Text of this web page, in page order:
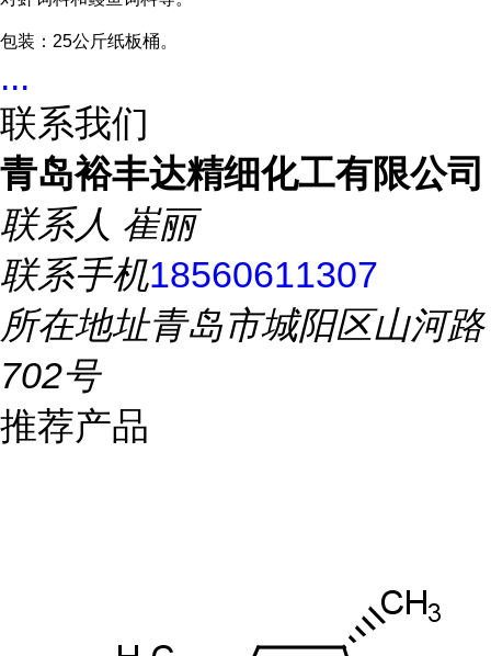
包装：25公斤纸板桶。
...
联系我们
青岛裕丰达精细化工有限公司
联系人 崔丽
联系手机18560611307
所在地址青岛市城阳区山河路
702号
推荐产品